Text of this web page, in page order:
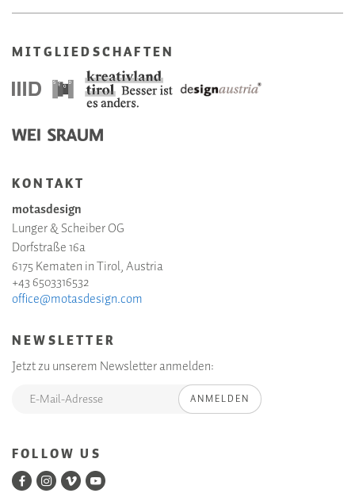
MITGLIEDSCHAFTEN
KONTAKT
motasdesign
Lunger & Scheiber OG
Dorfstraße 16a
6175 Kematen in Tirol, Austria
+43 6503316532
office@motasdesign.com
NEWSLETTER
Jetzt zu unserem Newsletter anmelden:
ANMELDEN
FOLLOW US